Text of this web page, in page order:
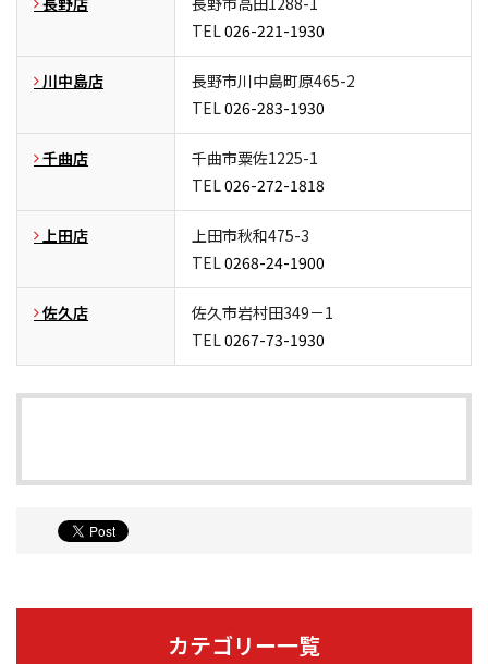
TEL026-221-1930
川中島店
長野市川中島町原465-2
TEL026-283-1930
千曲店
千曲市粟佐1225-1
TEL026-272-1818
上田店
上田市秋和475-3
TEL0268-24-1900
佐久店
佐久市岩村田349－1
TEL0267-73-1930
カテゴリー一覧